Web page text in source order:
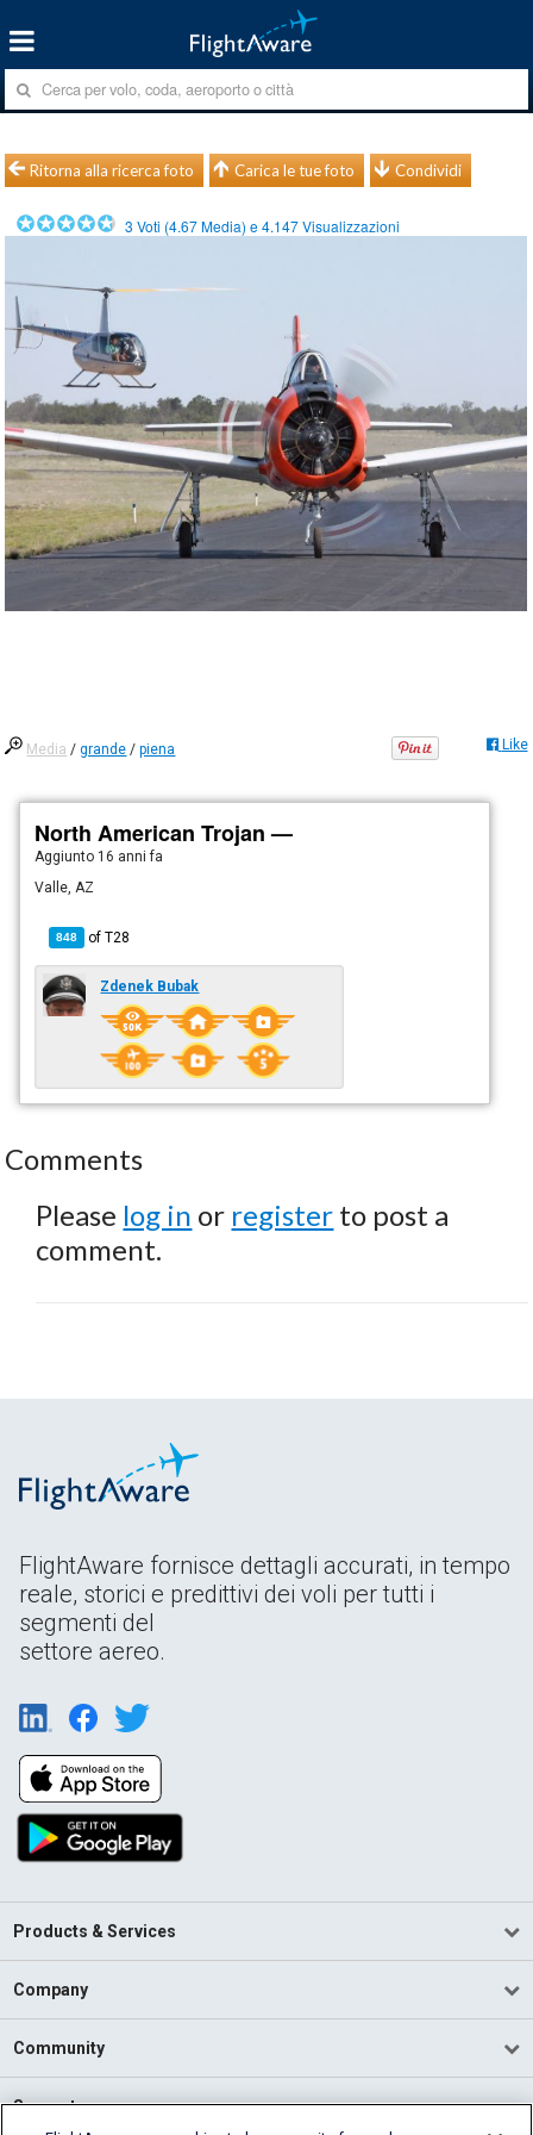
Ritorna alla ricerca foto Carica le tue foto Condividi
3 Voti (4.67Media) e4.147Visualizzazioni
Media /grande /piena Like
North American Trojan —
Aggiunto 16 anni fa
Valle, AZ
848 ofT28
Zdenek Bubak
Comments
Please log in or register to post a
comment.
FlightAware fornisce dettagli accurati, in tempo
reale, storici e predittivi dei voli per tutti i
segmenti del
settore aereo.
Products & Services
Company
Community
Support